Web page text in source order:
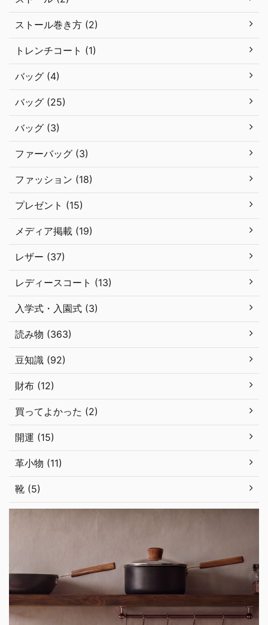
ストール巻き方 (2)
トレンチコート (1)
バッグ (4)
バッグ (25)
バッグ (3)
ファーバッグ (3)
ファッション (18)
プレゼント (15)
メディア掲載 (19)
レザー (37)
レディースコート (13)
入学式・入園式 (3)
読み物 (363)
豆知識 (92)
財布 (12)
買ってよかった (2)
開運 (15)
革小物 (11)
靴 (5)